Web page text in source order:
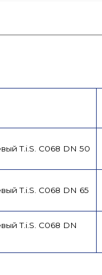
T.i.S. C068 DN 50
T.i.S. C068 DN 65
T.i.S. C068 DN